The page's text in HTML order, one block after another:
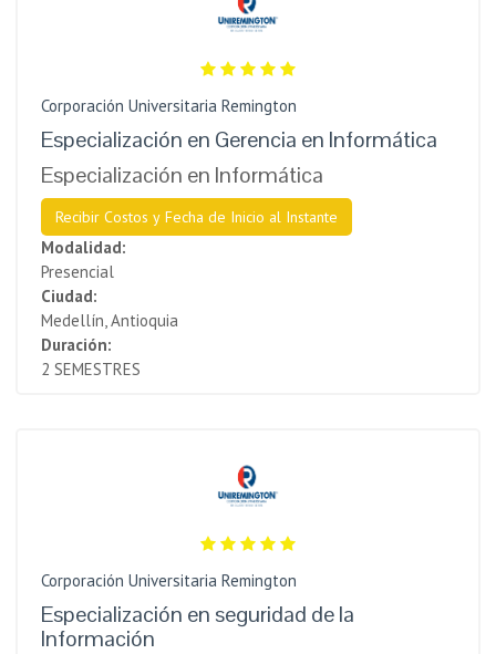
Corporación Universitaria Remington
Especialización en Gerencia en Informática
Especialización en Informática
Recibir Costos y Fecha de Inicio al Instante
Modalidad:
Presencial
Ciudad:
Medellín, Antioquia
Duración:
2 SEMESTRES
Corporación Universitaria Remington
Especialización en seguridad de la
Información